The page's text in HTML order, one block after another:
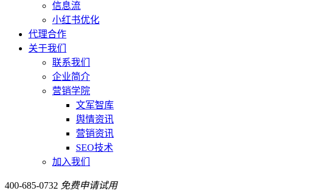
信息流
小红书优化
代理合作
关于我们
联系我们
企业简介
营销学院
文军智库
舆情资讯
营销资讯
SEO技术
加入我们
400-685-0732 免费申请试用